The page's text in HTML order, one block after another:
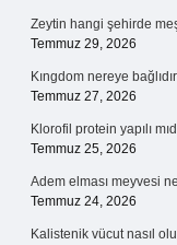
Zeytin hangi şehirde
Temmuz 29, 2026
Kıngdom nereye
Temmuz 27, 2026
Klorofil protein yapılı
Temmuz 25, 2026
Adem elması meyvesi
Temmuz 24, 2026
Kalistenik vücut nasıl